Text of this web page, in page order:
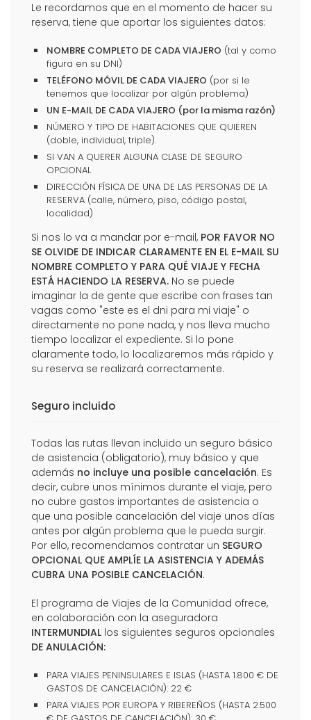
Le recordamos que en el momento de hacer su
reserva, tiene que aportar los siguientes datos:
NOMBRE COMPLETO DE CADA VIAJERO (tal y como
figura en su DNI)
TELÉFONO MÓVIL DE CADA VIAJERO (por si le
tenemos que localizar por algún problema)
UN E-MAIL DE CADA VIAJERO (por la misma razón)
NÚMERO Y TIPO DE HABITACIONES QUE QUIEREN
(doble, individual, triple).
SI VAN A QUERER ALGUNA CLASE DE SEGURO
OPCIONAL
DIRECCIÓN FÍSICA DE UNA DE LAS PERSONAS DE LA
RESERVA (calle, número, piso, código postal,
localidad)
Si nos lo va a mandar por e-mail, POR FAVOR NO
SE OLVIDE DE INDICAR CLARAMENTE EN EL E-MAIL SU
NOMBRE COMPLETO Y PARA QUÉ VIAJE Y FECHA
ESTÁ HACIENDO LA RESERVA. No se puede
imaginar la de gente que escribe con frases tan
vagas como "este es el dni para mi viaje" o
directamente no pone nada, y nos lleva mucho
tiempo localizar el expediente. Si lo pone
claramente todo, lo localizaremos más rápido y
su reserva se realizará correctamente.
Seguro incluido
Todas las rutas llevan incluido un seguro básico
de asistencia (obligatorio), muy básico y que
además no incluye una posible cancelación. Es
decir, cubre unos mínimos durante el viaje, pero
no cubre gastos importantes de asistencia o
que una posible cancelación del viaje unos días
antes por algún problema que le pueda surgir.
Por ello, recomendamos contratar un SEGURO
OPCIONAL QUE AMPLÍE LA ASISTENCIA Y ADEMÁS
CUBRA UNA POSIBLE CANCELACIÓN.
El programa de Viajes de la Comunidad ofrece,
en colaboración con la aseguradora
INTERMUNDIAL los siguientes seguros opcionales
DE ANULACIÓN:
PARA VIAJES PENINSULARES E ISLAS (HASTA 1.800 € DE
GASTOS DE CANCELACIÓN): 22 €
PARA VIAJES POR EUROPA Y RIBEREÑOS (HASTA 2.500